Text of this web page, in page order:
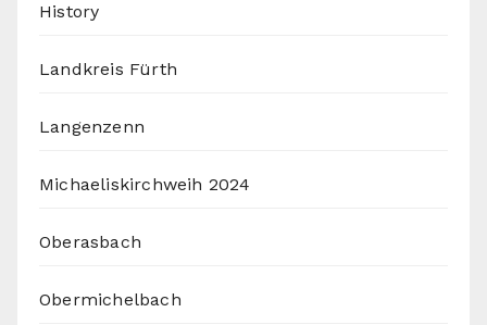
History
Landkreis Fürth
Langenzenn
Michaeliskirchweih 2024
Oberasbach
Obermichelbach